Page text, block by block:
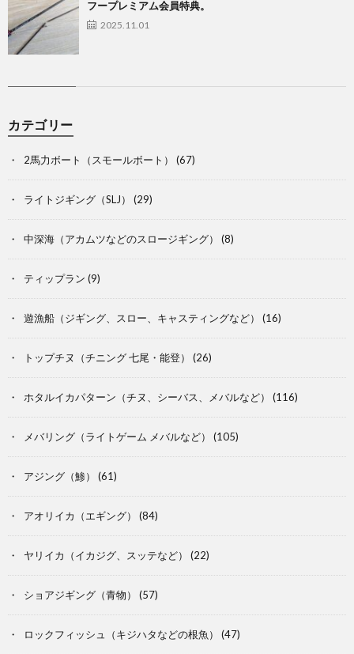
フープレミアム会員特典。
2025.11.01
カテゴリー
2馬力ボート（スモールボート） (67)
ライトジギング（SLJ） (29)
中深海（アカムツなどのスロージギング） (8)
ティップラン (9)
遊漁船（ジギング、スロー、キャスティングなど） (16)
トップチヌ（チニング 七尾・能登） (26)
ホタルイカパターン（チヌ、シーバス、メバルなど） (116)
メバリング（ライトゲーム メバルなど） (105)
アジング（鯵） (61)
アオリイカ（エギング） (84)
ヤリイカ（イカジグ、スッテなど） (22)
ショアジギング（青物） (57)
ロックフィッシュ（キジハタなどの根魚） (47)